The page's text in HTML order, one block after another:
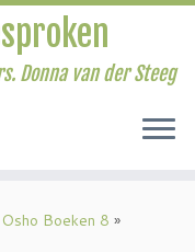
Donna van der Steeg
Boeken 8 »